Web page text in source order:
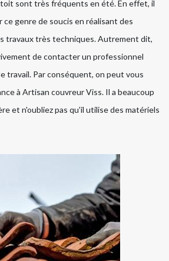
sont très fréquents en été. En effet, il
genre de soucis en réalisant des
travaux très techniques. Autrement dit,
de contacter un professionnel
travail. Par conséquent, on peut vous
à Artisan couvreur Viss. Il a beaucoup
et n'oubliez pas qu'il utilise des matériels